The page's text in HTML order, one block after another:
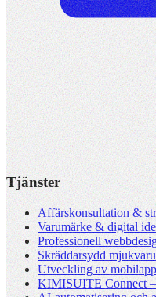
Tjänster
Affärskonsultation &
Varumärke & digital
Professionell
Skräddarsydd
Utveckling av
KIMISUITE Connect